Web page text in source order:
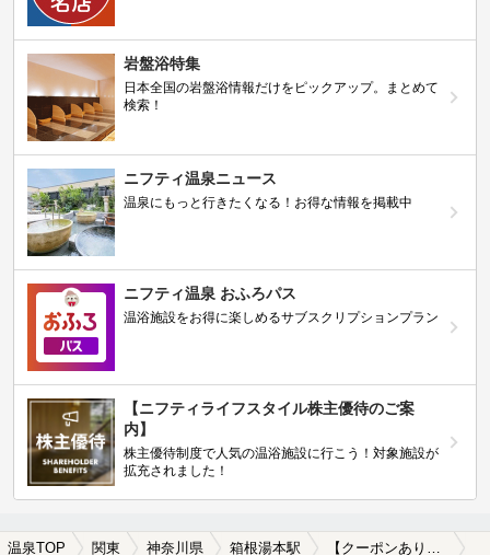
岩盤浴特集
日本全国の岩盤浴情報だけをピックアップ。まとめて
検索！
ニフティ温泉ニュース
温泉にもっと行きたくなる！お得な情報を掲載中
ニフティ温泉 おふろパス
温浴施設をお得に楽しめるサブスクリプションプラン
【ニフティライフスタイル株主優待のご案
内】
株主優待制度で人気の温浴施設に行こう！対象施設が
拡充されました！
温泉TOP 関東 神奈川県 箱根湯本駅